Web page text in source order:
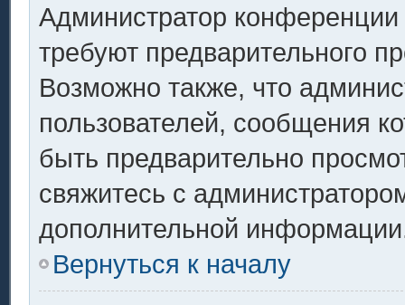
Администратор
требуют предварительного
Возможно также, что
пользователей, сообщения
быть предварительно
свяжитесь с
дополнительной
Вернуться к началу